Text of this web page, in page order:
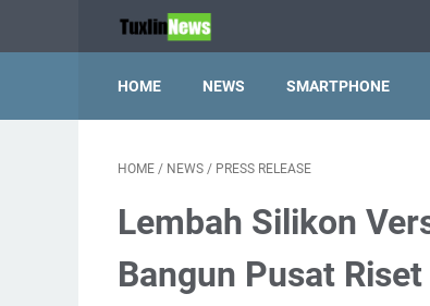
HOME NEWS SMARTPHONE
HOME / NEWS / PRESS RELEASE
Lembah Silikon
Bangun Pusat